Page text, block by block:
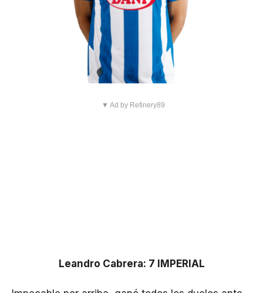
▼ Ad by Refinery89
Leandro Cabrera: 7 IMPERIAL